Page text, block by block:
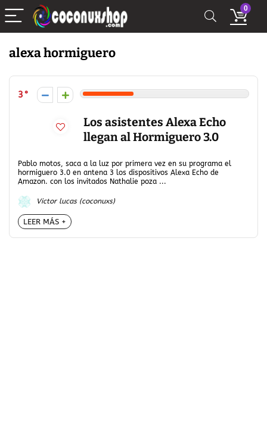
0
alexa hormiguero
3
Los asistentes Alexa Echo
llegan al Hormiguero 3.0
Pablo motos, saca a la luz por primera vez en su programa el
hormiguero 3.0 en antena 3 los dispositivos Alexa Echo de
Amazon. con los invitados Nathalie poza ...
Victor lucas (coconuxs)
LEER MÁS +